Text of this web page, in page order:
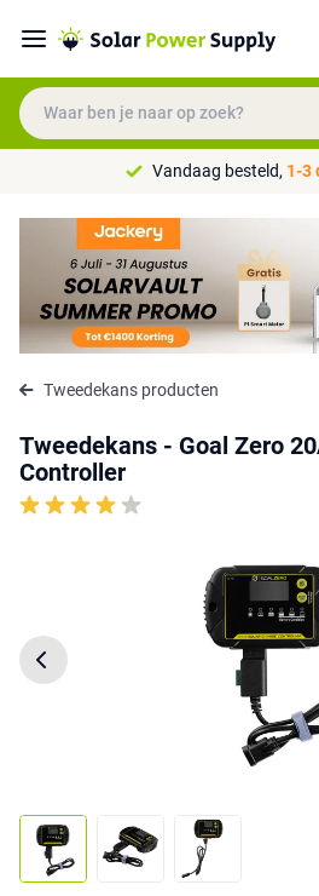
Vandaag besteld, 1-3
Tweedekans producten
Tweedekans - Goal Zero
Controller